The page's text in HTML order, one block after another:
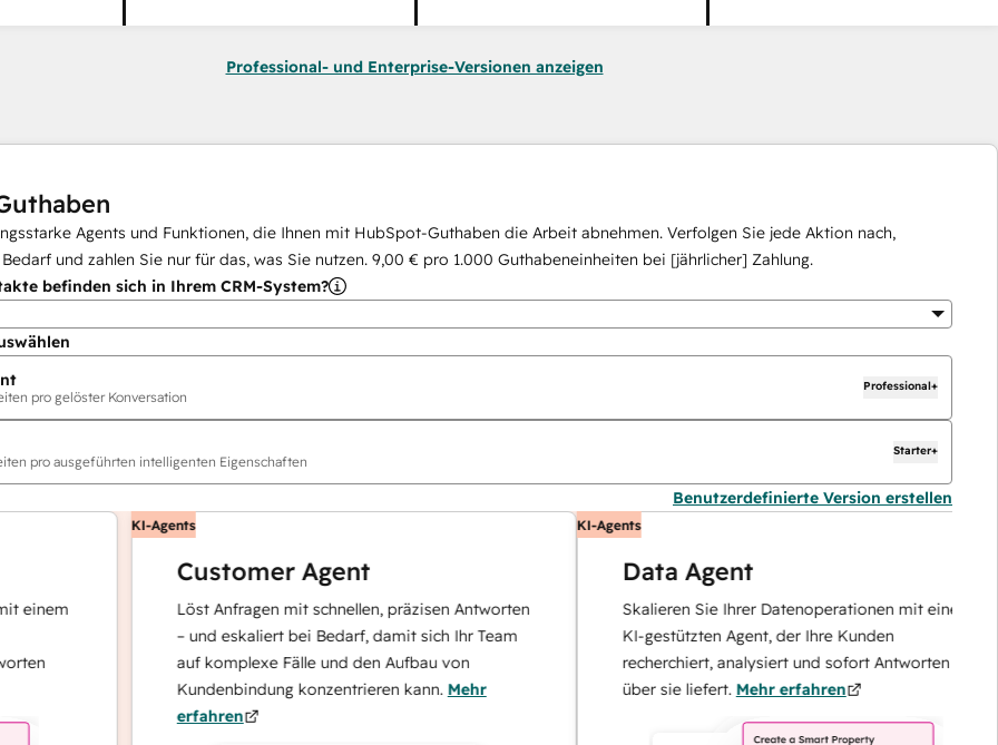
Professional- und Enterprise-Versionen anzeigen
Agents und Funktionen, die Ihnen mit HubSpot-Guthaben die Arbeit abnehmen. Verfolgen Sie jede Aktion nach,
und zahlen Sie nur für das, was Sie nutzen. 9,00 € pro 1.000 Guthabeneinheiten bei [jährlicher] Zahlung.
befinden sich in Ihrem CRM-System?
pro gelöster Konversation
Professional+
pro ausgeführten intelligenten Eigenschaften
Starter+
Benutzerdefinierte Version erstellen
KI-Agents
Customer Agent
Löst Anfragen mit schnellen, präzisen Antworten
– und eskaliert bei Bedarf, damit sich Ihr Team
auf komplexe Fälle und den Aufbau von
Kundenbindung konzentrieren kann.Mehr
erfahren
KI-Agents
Data Agent
Skalieren Sie Ihrer Datenoperationen mit einem
KI-gestützten Agent, der Ihre Kunden
recherchiert, analysiert und sofort Antworten
über sie liefert.Mehr erfahren